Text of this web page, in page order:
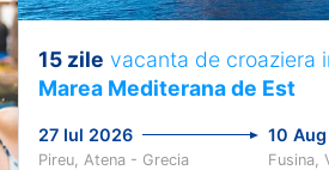
15 zile vacanta de croaziera
Marea Mediterana de Est
27 Iul 2026 10
Pireu, Atena - Grecia Fusina,